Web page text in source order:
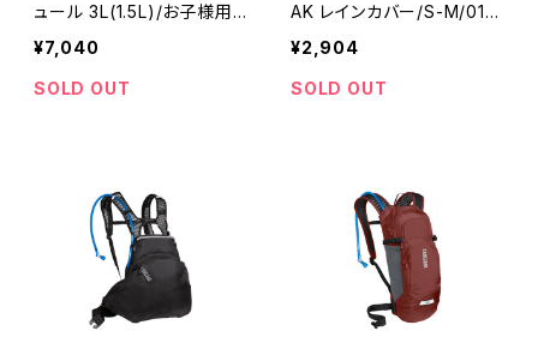
ュール 3L(1.5L)/お子様用/1
8891100-01/キャメルバッ
¥7,040
SOLD OUT
AK レインカバー/S-M/013
555-01/キャメルバック
¥2,904
SOLD OUT